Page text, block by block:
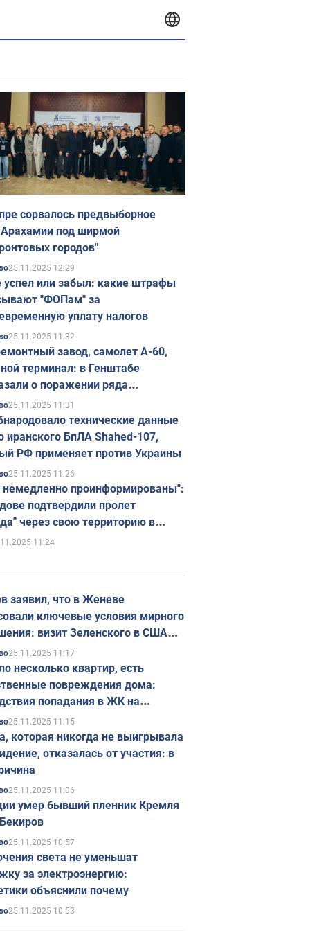
сорвалось предвыборное
Арахамии под ширмой
городов"
25.11.2025 12:29
успел или забыл: какие штрафы
"ФОПам" за
уплату налогов
25.11.2025 11:32
завод, самолет А-60,
терминал: в Генштабе
о поражении ряда
объектов России
25.11.2025 11:31
технические данные
иранского БпЛА Shahed-107,
РФ применяет против Украины
25.11.2025 11:26
проинформированы":
подтвердили пролет
через свою территорию в
11:24
заявил, что в Женеве
ключевые условия мирного
визит Зеленского в США
в ноябре
25.11.2025 11:17
несколько квартир, есть
повреждения дома:
попадания в ЖК на
в Киеве. Фото
25.11.2025 11:15
которая никогда не выигрывала
отказалась от участия: в
25.11.2025 11:06
умер бывший пленник Кремля
25.11.2025 10:57
света не уменьшат
за электроэнергию:
объяснили почему
25.11.2025 10:53